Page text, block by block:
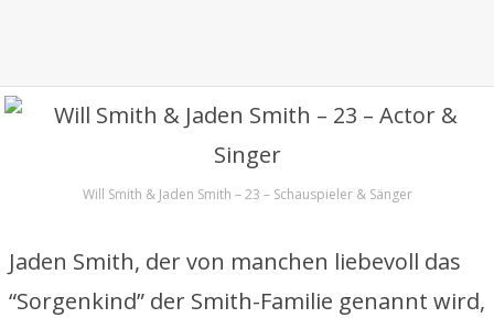
Will Smith & Jaden Smith – 23 – Schauspieler & Sänger
Jaden Smith, der von manchen liebevoll das
“Sorgenkind” der Smith-Familie genannt wird,